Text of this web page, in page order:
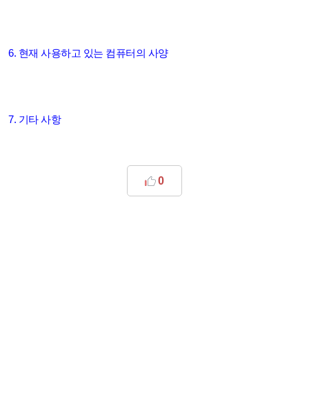
6. 현재 사용하고 있는 컴퓨터의 사양
7. 기타 사항
0